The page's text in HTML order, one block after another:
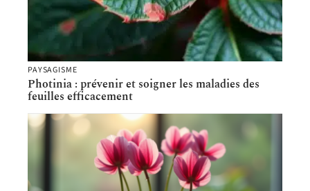
PAYSAGISME
Photinia : prévenir et soigner les maladies des
feuilles efficacement